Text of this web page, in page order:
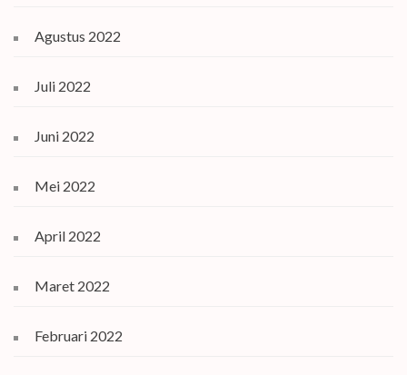
Agustus 2022
Juli 2022
Juni 2022
Mei 2022
April 2022
Maret 2022
Februari 2022